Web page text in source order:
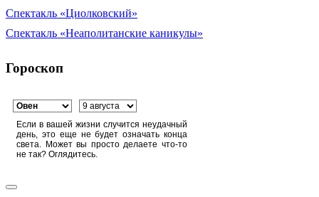
Спектакль «Циолковский»
Спектакль «Неаполитанские каникулы»
Гороскоп
Если в вашей жизни случится неудачный
день, это еще не будет означать конца
света. Может вы просто делаете что-то
не так? Оглядитесь.